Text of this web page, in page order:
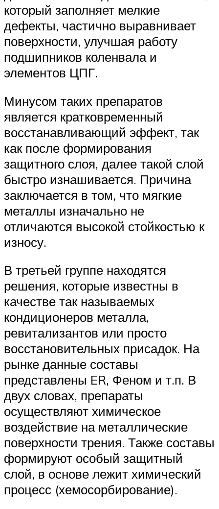
который заполняет мелкие
дефекты, частично выравнивает
поверхности, улучшая работу
подшипников коленвала и
элементов ЦПГ.
Минусом таких препаратов
является кратковременный
восстанавливающий эффект, так
как после формирования
защитного слоя, далее такой слой
быстро изнашивается. Причина
заключается в том, что мягкие
металлы изначально не
отличаются высокой стойкостью к
износу.
В третьей группе находятся
решения, которые известны в
качестве так называемых
кондиционеров металла,
ревитализантов или просто
восстановительных присадок. На
рынке данные составы
представлены ER, Феном и т.п. В
двух словах, препараты
осуществляют химическое
воздействие на металлические
поверхности трения. Также составы
формируют особый защитный
слой, в основе лежит химический
процесс (хемосорбирование).